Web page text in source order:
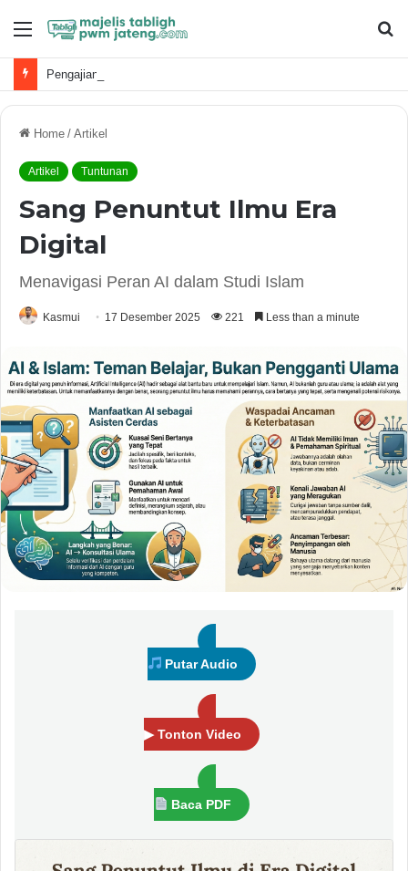
Menu
Home / Artikel
Artikel Tuntunan
Sang Penuntut Ilmu Era
Digital
Menavigasi Peran AI dalam Studi Islam
Kasmui 17 Desember 2025 221 Less than a minute
Putar Audio
▶ Tonton Video
Baca PDF